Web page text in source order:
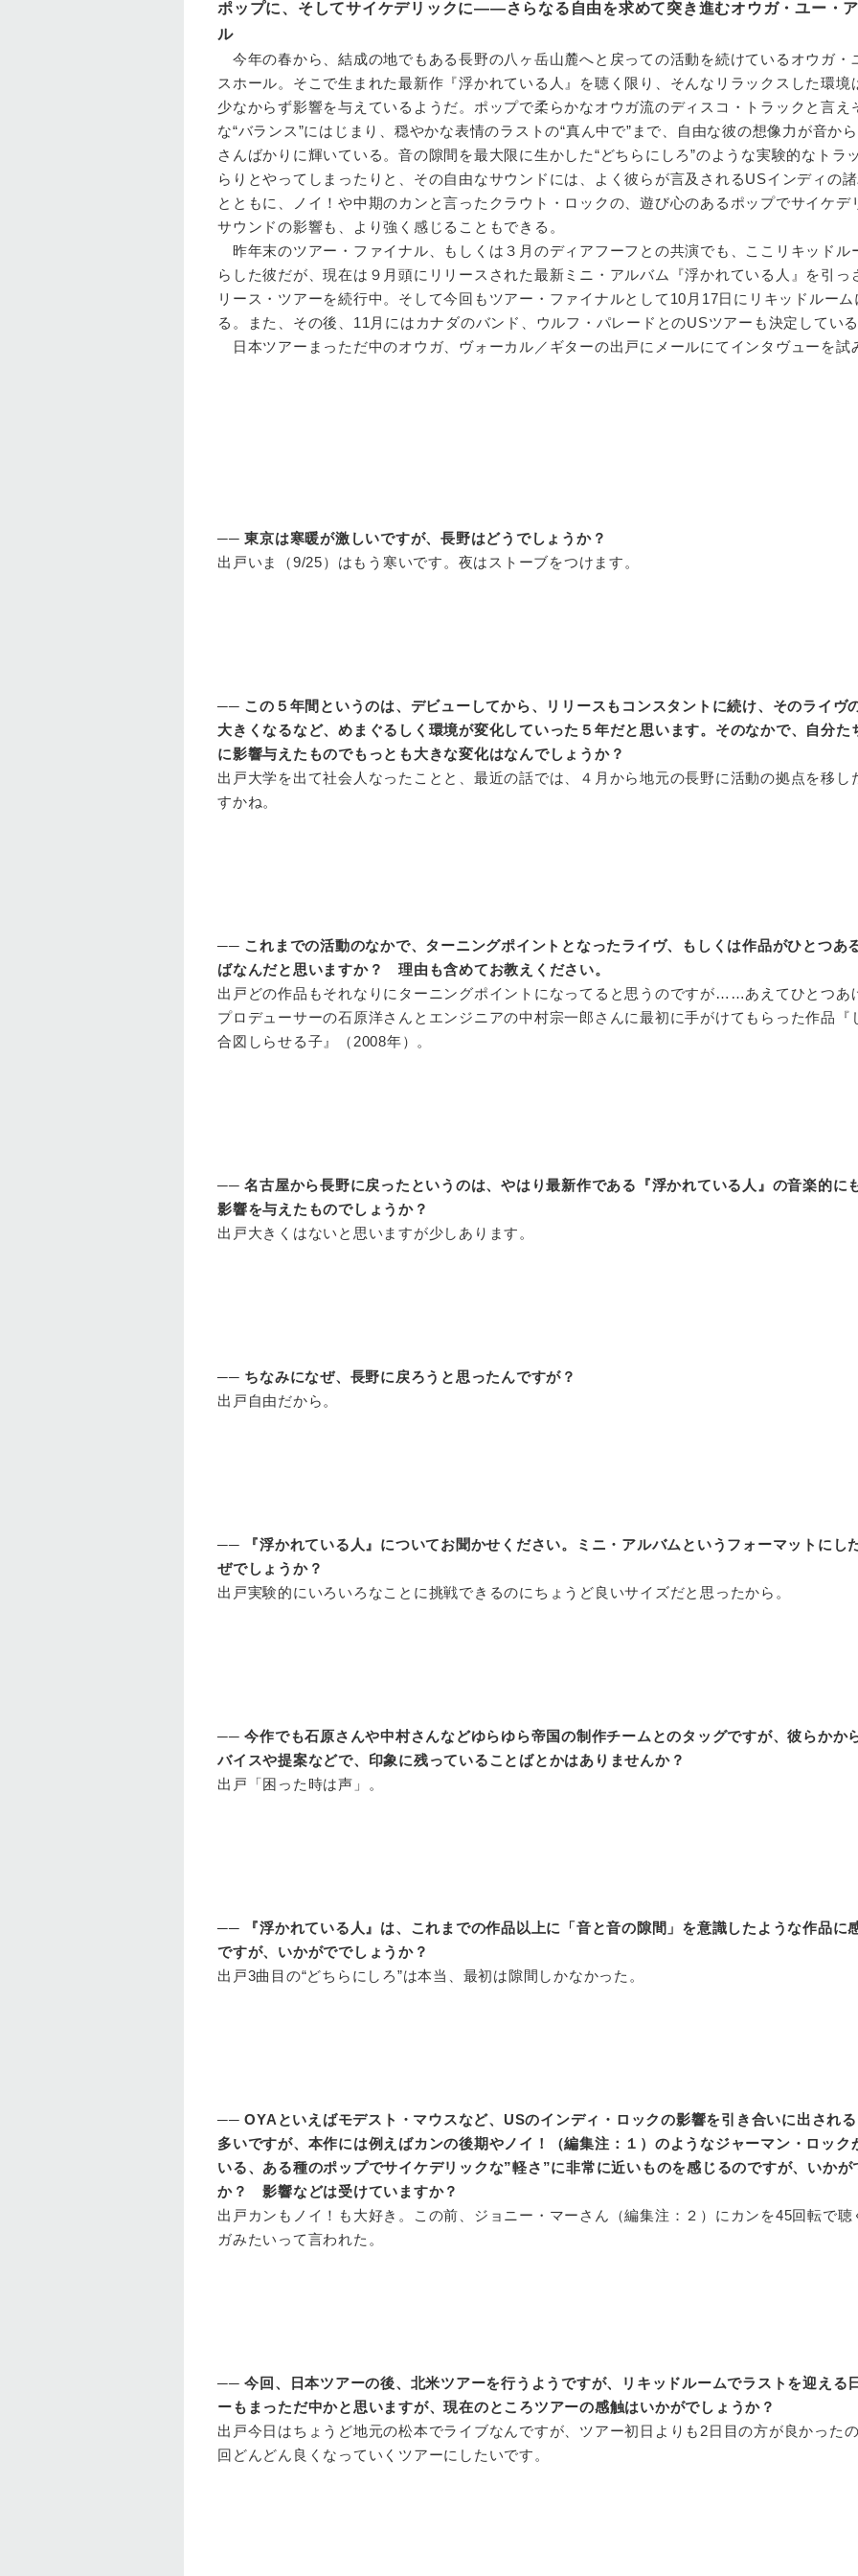
ポップに、そしてサイケデリックに――さらなる自由を求めて突き進むオウガ・ユー・
ル
今年の春から、結成の地でもある長野の八ヶ岳山麓へと戻っての活動を続けているオウガ・
スホール。そこで生まれた最新作『浮かれている人』を聴く限り、そんなリラックスした環境
少なからず影響を与えているようだ。ポップで柔らかなオウガ流のディスコ・トラックと言え
な“バランス”にはじまり、穏やかな表情のラストの“真ん中で”まで、自由な彼の想像力が音か
さんばかりに輝いている。音の隙間を最大限に生かした“どちらにしろ”のような実験的なトラ
らりとやってしまったりと、その自由なサウンドには、よく彼らが言及されるUSインディの
とともに、ノイ！や中期のカンと言ったクラウト・ロックの、遊び心のあるポップでサイケデ
サウンドの影響も、より強く感じることもできる。
昨年末のツアー・ファイナル、もしくは３月のディアフーフとの共演でも、ここリキッドル
らした彼だが、現在は９月頭にリリースされた最新ミニ・アルバム『浮かれている人』を引っ
リース・ツアーを続行中。そして今回もツアー・ファイナルとして10月17日にリキッドルー
る。また、その後、11月にはカナダのバンド、ウルフ・パレードとのUSツアーも決定してい
日本ツアーまっただ中のオウガ、ヴォーカル／ギターの出戸にメールにてインタヴューを試
──東京は寒暖が激しいですが、長野はどうでしょうか？
出戸いま（9/25）はもう寒いです。夜はストーブをつけます。
── この５年間というのは、デビューしてから、リリースもコンスタントに続け、そのライヴ
大きくなるなど、めまぐるしく環境が変化していった５年だと思います。そのなかで、自分た
に影響与えたものでもっとも大きな変化はなんでしょうか？
出戸大学を出て社会人なったことと、最近の話では、４月から地元の長野に活動の拠点を移し
すかね。
── これまでの活動のなかで、ターニングポイントとなったライヴ、もしくは作品がひとつあ
ばなんだと思いますか？ 理由も含めてお教えください。
出戸 どの作品もそれなりにターニングポイントになってると思うのですが……あえてひとつあ
プロデューサーの石原洋さんとエンジニアの中村宗一郎さんに最初に手がけてもらった作品『
合図しらせる子』（2008年）。
──名古屋から長野に戻ったというのは、やはり最新作である『浮かれている人』の音楽的に
影響を与えたものでしょうか？
出戸大きくはないと思いますが少しあります。
── ちなみになぜ、長野に戻ろうと思ったんですが？
出戸 自由だから。
──
『浮かれている人』についてお聞かせください。ミニ・アルバムというフォーマットにし
ぜでしょうか？
出戸実験的にいろいろなことに挑戦できるのにちょうど良いサイズだと思ったから。
──今作でも石原さんや中村さんなどゆらゆら帝国の制作チームとのタッグですが、彼らかか
バイスや提案などで、印象に残っていることばとかはありませんか？
出戸 「困った時は声」。
──
『浮かれている人』は、これまでの作品以上に「音と音の隙間」を意識したような作品に
ですが、いかがででしょうか？
出戸3曲目の“どちらにしろ”は本当、最初は隙間しかなかった。
──OYAといえばモデスト・マウスなど、USのインディ・ロックの影響を引き合いに出され
多いですが、本作には例えばカンの後期やノイ！（編集注：１）のようなジャーマン・ロック
いる、ある種のポップでサイケデリックな”軽さ”に非常に近いものを感じるのですが、いかが
か？ 影響などは受けていますか？
出戸 カンもノイ！も大好き。この前、ジョニー・マーさん（編集注：２）にカンを45回転で聴
ガみたいって言われた。
──今回、日本ツアーの後、北米ツアーを行うようですが、リキッドルームでラストを迎える
ーもまっただ中かと思いますが、現在のところツアーの感触はいかがでしょうか？
出戸今日はちょうど地元の松本でライブなんですが、ツアー初日よりも2日目の方が良かった
回どんどん良くなっていくツアーにしたいです。